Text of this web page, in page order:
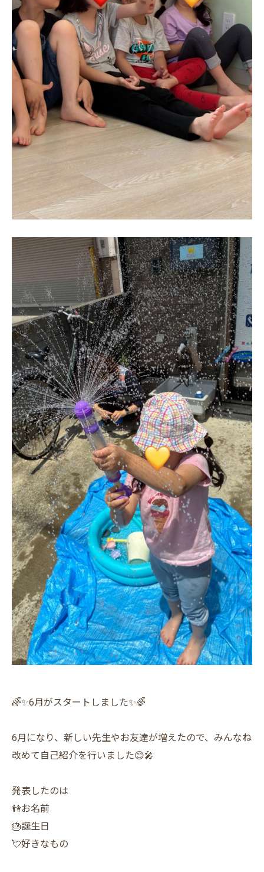
🌈✨6月がスタートしました✨🌈
6月になり、新しい先生やお友達が増えたので、みんなね
改めて自己紹介を行いました😊🎤
発表したのは
👫お名前
🎂誕生日
💘好きなもの